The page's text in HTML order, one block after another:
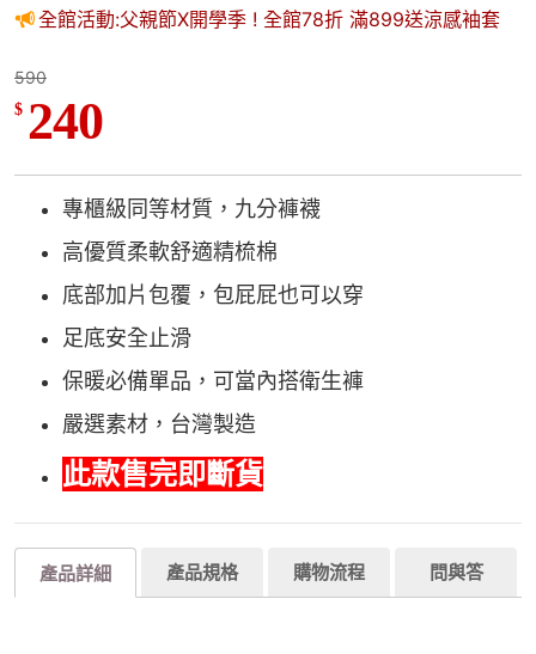
全館活動:父親節X開學季 ! 全館78折 滿899送涼感袖套
590
$ 240
專櫃級同等材質，九分褲襪
高優質柔軟舒適精梳棉
底部加片包覆，包屁屁也可以穿
足底安全止滑
保暖必備單品，可當內搭衛生褲
嚴選素材，台灣製造
此款售完即斷貨
產品詳細 產品規格 購物流程 問與答